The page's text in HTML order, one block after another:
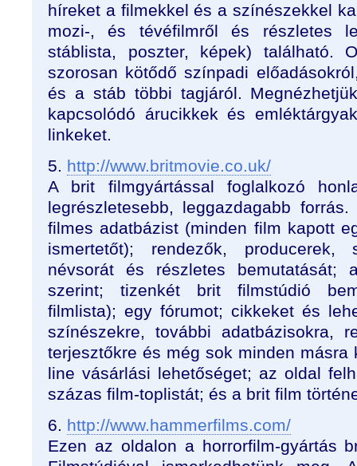
híreket a filmekkel és a színészekkel
mozi-, és tévéfilmről és részletes
stáblista, poszter, képek) található.
szorosan kötődő színpadi
és a stáb többi tagjáról.
kapcsolódó árucikkek és
linkeket.
5. http://www.britmovie.co.uk/
A brit filmgyártással foglalkozó
legrészletesebb, leggazdagabb
filmes adatbázist (minden film kapott
ismertetőt); rendezők, producerek,
névsorát és részletes bemutatását;
szerint; tizenkét brit filmstúdió
filmlista); egy fórumot; cikkeket és
színészekre, további adatbázisokra,
terjesztőkre és még sok minden másra
line vásárlási lehetőséget; az oldal
százas film-toplistát; és a brit film
6. http://www.hammerfilms.com/
Ezen az oldalon a horrorfilm-gyártás